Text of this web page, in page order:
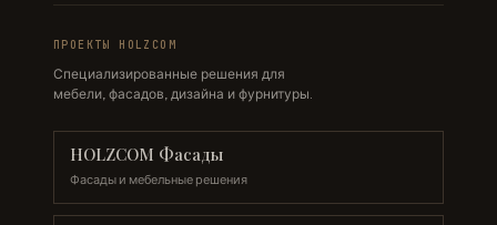
ПРОЕКТЫ HOLZCOM
Специализированные решения для
мебели, фасадов, дизайна и фурнитуры.
HOLZCOM Фасады
Фасады и мебельные решения